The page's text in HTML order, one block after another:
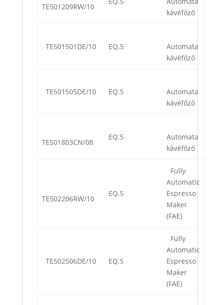
TE501209RW/10
kávéfőző
TE501501DE/10 EQ.5
Automata
kávéfőző
TE501505DE/10 EQ.5
Automata
kávéfőző
TE501803CN/08
EQ.5
Automata
kávéfőző
TE502206RW/10
EQ.5
Fully
Automatic
Espresso
Maker
(FAE)
TE502506DE/10 EQ.5
Fully
Automatic
Espresso
Maker
(FAE)